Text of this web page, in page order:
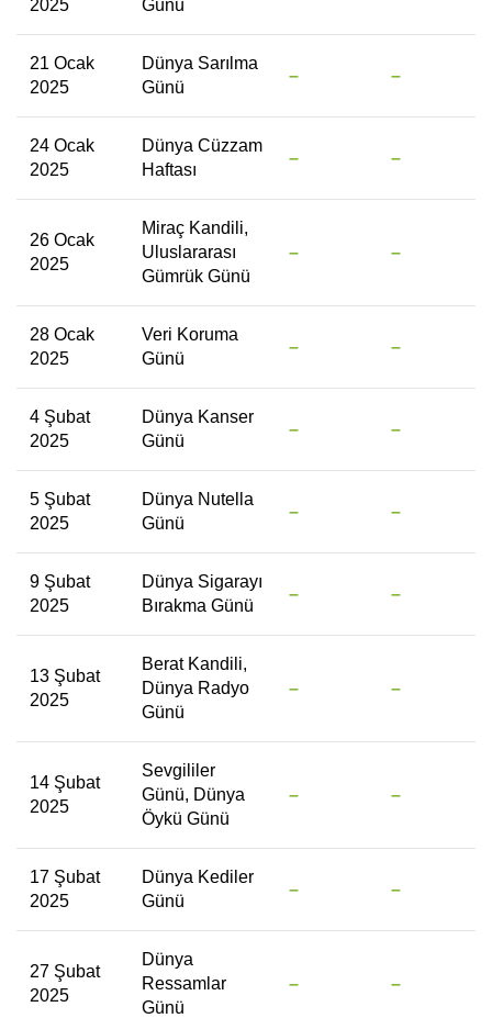
2025
Günü
21 Ocak
2025
Dünya Sarılma
Günü
– –
24 Ocak
2025
Dünya Cüzzam
Haftası
– –
26 Ocak
2025
Miraç Kandili,
Uluslararası
Gümrük Günü
– –
28 Ocak
2025
Veri Koruma
Günü
– –
4 Şubat
2025
Dünya Kanser
Günü
– –
5 Şubat
2025
Dünya Nutella
Günü
– –
9 Şubat
2025
Dünya Sigarayı
Bırakma Günü
– –
13 Şubat
2025
Berat Kandili,
Dünya Radyo
Günü
– –
14 Şubat
2025
Sevgililer
Günü, Dünya
Öykü Günü
– –
17 Şubat
2025
Dünya Kediler
Günü
– –
27 Şubat
2025
Dünya
Ressamlar
Günü
– –